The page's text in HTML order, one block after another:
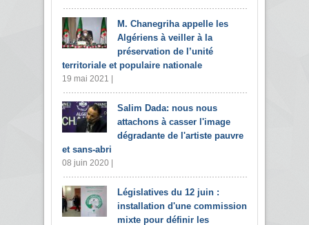
M. Chanegriha appelle les
Algériens à veiller à la
préservation de l’unité
territoriale et populaire nationale
19 mai 2021 |
Salim Dada: nous nous
attachons à casser l'image
dégradante de l'artiste pauvre
et sans-abri
08 juin 2020 |
Législatives du 12 juin :
installation d'une commission
mixte pour définir les